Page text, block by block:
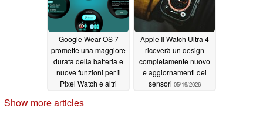
Google Wear OS 7
promette una maggiore
durata della batteria e
nuove funzioni per il
Pixel Watch e altri
Apple Il Watch Ultra 4
riceverà un design
completamente nuovo
e aggiornamenti dei
sensori 05/19/2026
Show more articles